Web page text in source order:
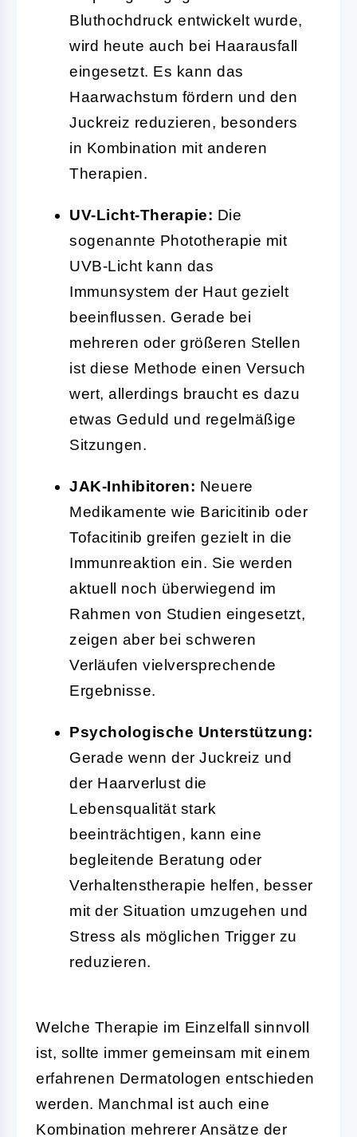
Bluthochdruck entwickelt wurde,
wird heute auch bei Haarausfall
eingesetzt. Es kann das
Haarwachstum fördern und den
Juckreiz reduzieren, besonders
in Kombination mit anderen
Therapien.
UV-Licht-Therapie: Die
sogenannte Phototherapie mit
UVB-Licht kann das
Immunsystem der Haut gezielt
beeinflussen. Gerade bei
mehreren oder größeren Stellen
ist diese Methode einen Versuch
wert, allerdings braucht es dazu
etwas Geduld und regelmäßige
Sitzungen.
JAK-Inhibitoren: Neuere
Medikamente wie Baricitinib oder
Tofacitinib greifen gezielt in die
Immunreaktion ein. Sie werden
aktuell noch überwiegend im
Rahmen von Studien eingesetzt,
zeigen aber bei schweren
Verläufen vielversprechende
Ergebnisse.
Psychologische Unterstützung:
Gerade wenn der Juckreiz und
der Haarverlust die
Lebensqualität stark
beeinträchtigen, kann eine
begleitende Beratung oder
Verhaltenstherapie helfen, besser
mit der Situation umzugehen und
Stress als möglichen Trigger zu
reduzieren.
Welche Therapie im Einzelfall sinnvoll
ist, sollte immer gemeinsam mit einem
erfahrenen Dermatologen entschieden
werden. Manchmal ist auch eine
Kombination mehrerer Ansätze der